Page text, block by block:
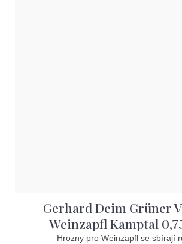
Gerhard Deim Grüner
Weinzapfl Kamptal
Hrozny pro Weinzapfl se sbírají